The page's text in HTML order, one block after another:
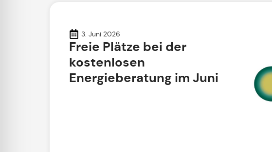
3. Juni 2026
Freie Plätze bei der
kostenlosen
Energieberatung im Juni